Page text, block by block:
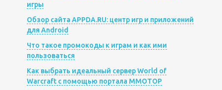
игры
Обзор сайта APPDA.RU: центр игр и приложений
для Android
Что такое промокоды к играм и как ими
пользоваться
Как выбрать идеальный сервер World of
Warcraft с помощью портала MMOTOP